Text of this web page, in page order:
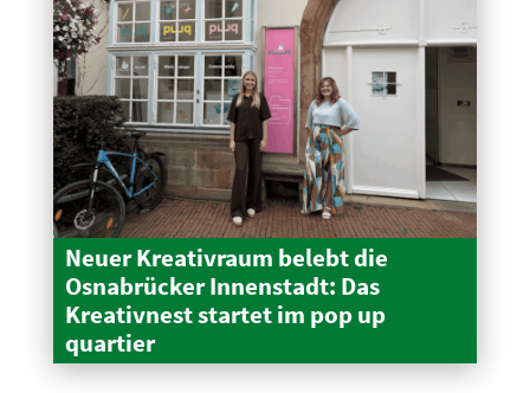
Neuer Kreativraum belebt die
Osnabrücker Innen­stadt: Das
Kreativnest startet im pop up
quartier